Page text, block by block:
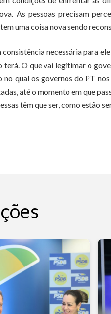
As pessoas precisam
uma coisa nova sendo
necessária para
terá. O que vai legitimar o
qual os governos do PT
até o momento em que
têm que ser, como estão